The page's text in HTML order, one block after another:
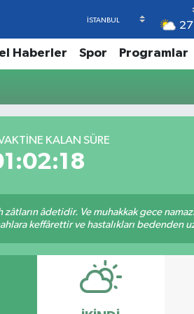
27
Haberler Spor Programlar
KALAN SÜRE
âdetidir. Ve muhakkak gece
keffârettir ve hastalıkları bedenden